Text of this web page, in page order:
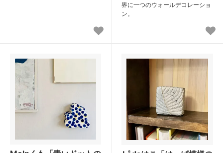
界に一つのウォールデコレーショ
ン。